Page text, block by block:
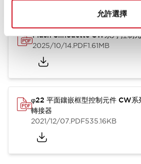
允許選擇
Flush Silhouette CW系列 控制
2025/10/14.PDF1.61MB
φ22 平面鑲嵌框型控制元件 CW
轉接器
2021/12/07.PDF535.16KB